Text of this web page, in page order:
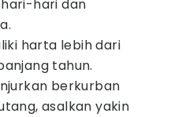
hari dan
harta lebih dari
tahun.
berkurban
asalkan yakin